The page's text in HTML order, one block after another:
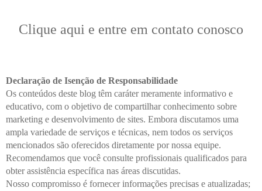
Clique aqui e entre em contato conosco
Declaração de Isenção de Responsabilidade
Os conteúdos deste blog têm caráter meramente informativo e
educativo, com o objetivo de compartilhar conhecimento sobre
marketing e desenvolvimento de sites. Embora discutamos uma
ampla variedade de serviços e técnicas, nem todos os serviços
mencionados são oferecidos diretamente por nossa equipe.
Recomendamos que você consulte profissionais qualificados para
obter assistência específica nas áreas discutidas.
Nosso compromisso é fornecer informações precisas e atualizadas;